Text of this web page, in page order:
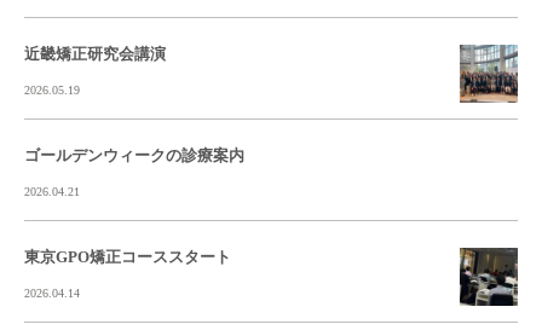
近畿矯正研究会講演
2026.05.19
ゴールデンウィークの診療案内
2026.04.21
東京GPO矯正コーススタート
2026.04.14